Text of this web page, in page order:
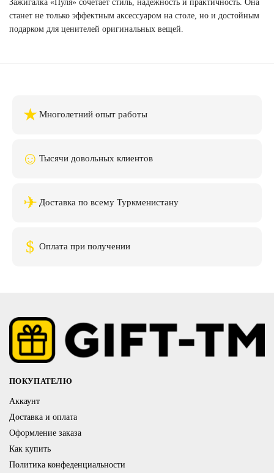
Зажигалка «Пуля» сочетает стиль, надёжность и практичность. Она
станет не только эффектным аксессуаром на столе, но и достойным
подарком для ценителей оригинальных вещей.
★ Многолетний опыт работы
☺ Тысячи довольных клиентов
✈ Доставка по всему Туркменистану
$ Оплата при получении
ПОКУПАТЕЛЮ
Аккаунт
Доставка и оплата
Оформление заказа
Как купить
Политика конфеденциальности